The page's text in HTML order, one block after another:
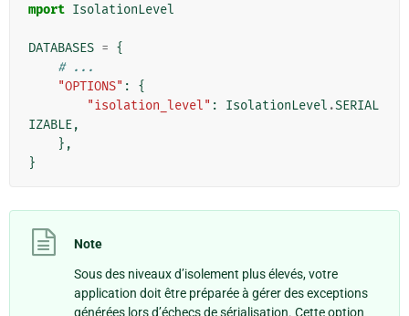
mport IsolationLevel
DATABASES = {
# ...
"OPTIONS" :
{
"isolation_level" : IsolationLevel .SERIAL
IZABLE,
},
}
Note
Sous des niveaux d’isolement plus élevés, votre
application doit être préparée à gérer des exceptions
générées lors d’échecs de sérialisation. Cette option